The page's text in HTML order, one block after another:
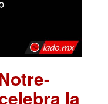
la